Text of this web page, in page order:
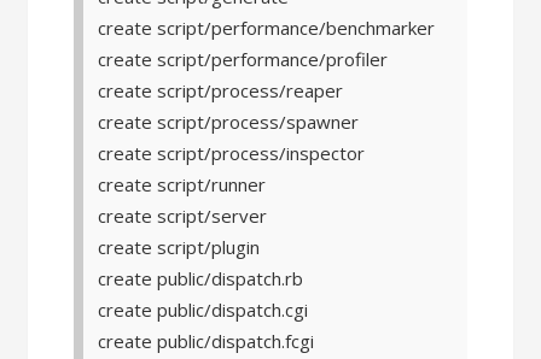
create script/performance/benchmarker
create script/performance/profiler
create script/process/reaper
create script/process/spawner
create script/process/inspector
create script/runner
create script/server
create script/plugin
create public/dispatch.rb
create public/dispatch.cgi
create public/dispatch.fcgi